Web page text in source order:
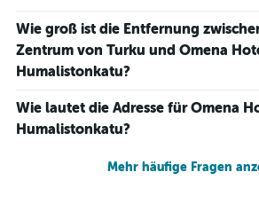
Wie groß ist die Entfernung
Zentrum von Turku und Omena
Humalistonkatu?
Wie lautet die Adresse für Omena
Humalistonkatu?
Mehr häufige Fragen